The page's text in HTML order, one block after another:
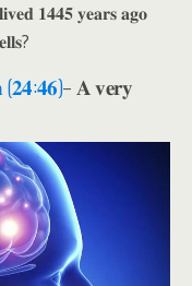
𝟏𝟒𝟒𝟓 𝐲𝐞𝐚𝐫𝐬 𝐚𝐠𝐨
– 𝐀 𝐯𝐞𝐫𝐲